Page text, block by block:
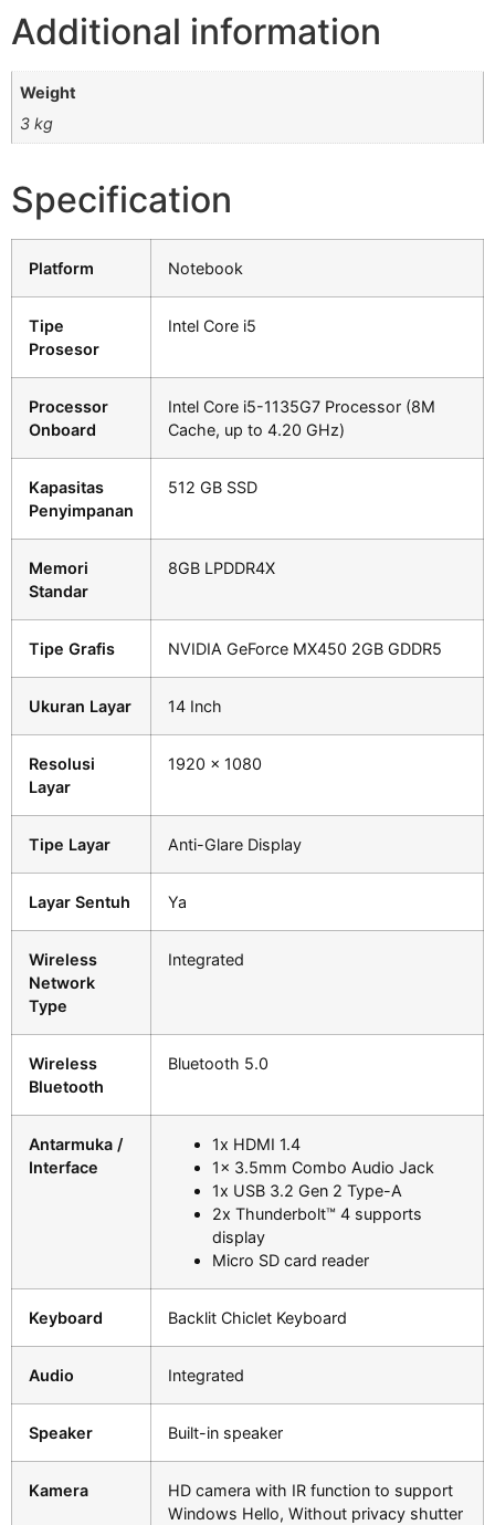
Additional information
Weight
3 kg
Specification
Platform Notebook
Tipe
Prosesor
Intel Core i5
Processor
Onboard
Intel Core i5-1135G7 Processor (8M
Cache, up to 4.20 GHz)
Kapasitas
Penyimpanan
512 GB SSD
Memori
Standar
8GB LPDDR4X
Tipe Grafis NVIDIA GeForce MX450 2GB GDDR5
Ukuran Layar 14 Inch
Resolusi
Layar
1920 x 1080
Tipe Layar Anti-Glare Display
Layar Sentuh Ya
Wireless
Network
Type
Integrated
Wireless
Bluetooth
Bluetooth 5.0
Antarmuka /
Interface
1x HDMI 1.4
1x 3.5mm Combo Audio Jack
1x USB 3.2 Gen 2 Type-A
2x Thunderbolt™ 4 supports
display
Micro SD card reader
Keyboard Backlit Chiclet Keyboard
Audio Integrated
Speaker Built-in speaker
Kamera
HD camera with IR function to support
Windows Hello, Without privacy shutter